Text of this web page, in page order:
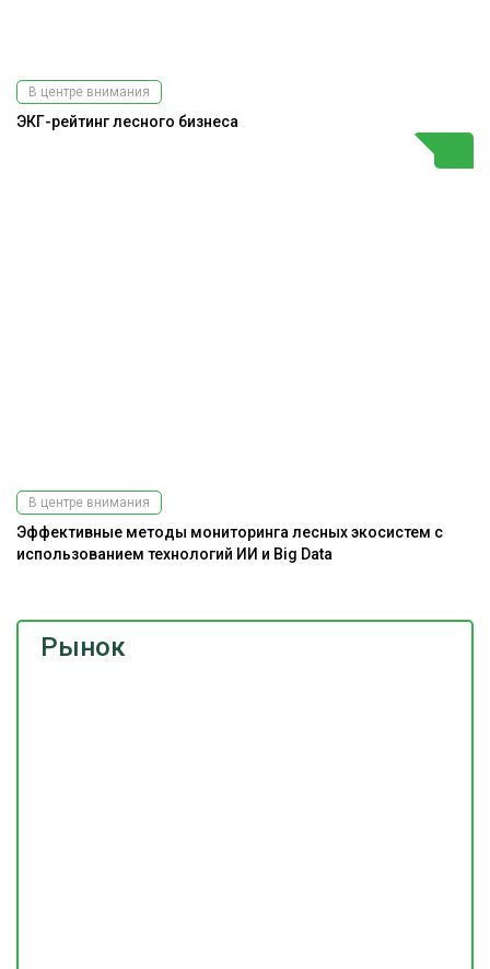
Рынок
В центре внимания
ЭКГ-рейтинг лесного бизнеса
В центре внимания
Эффективные методы мониторинга лесных экосистем с
использованием технологий ИИ и Big Data